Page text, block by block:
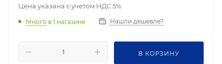
Цена указана с учетом НДС 5%
Много в 1 магазине Нашли дешевле?
В КОРЗИНУ